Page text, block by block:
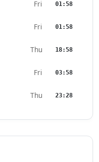
Fri 01:58
Fri 01:58
Thu 18:58
Fri 03:58
Thu 23:28